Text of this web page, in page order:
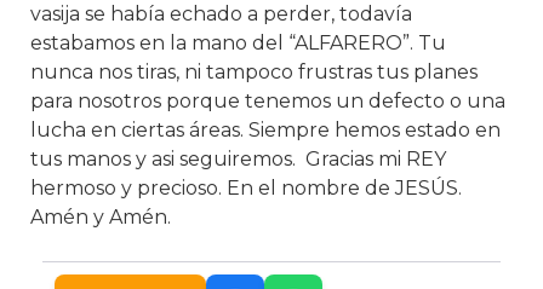
vasija se había echado a perder, todavía
estabamos en la mano del “ALFARERO”. Tu
nunca nos tiras, ni tampoco frustras tus planes
para nosotros porque tenemos un defecto o una
lucha en ciertas áreas. Siempre hemos estado en
tus manos y asi seguiremos. Gracias mi REY
hermoso y precioso. En el nombre de JESÚS.
Amén y Amén.